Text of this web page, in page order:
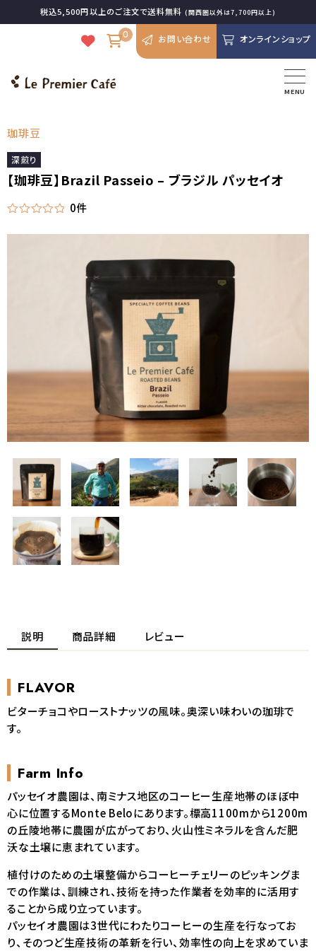
税込5,500円以上のご注文で送料無料 (関西圏以外は7,700円以上)
0 お問い合わせ オンラインショップ
MENU
珈琲豆
深煎り
【珈琲豆】Brazil Passeio – ブラジル パッセイオ
0件
説明 商品詳細 レビュー
FLAVOR
ビターチョコやローストナッツの風味。奥深い味わいの珈琲で
す。
Farm Info
パッセイオ農園は、南ミナス地区のコーヒー生産地帯のほぼ中
心に位置するMonte Beloにあります。標高1100mから1200m
の丘陵地帯に農園が広がっており、火山性ミネラルを含んだ肥
沃な土壌に恵まれています。
植付けのための土壌整備からコーヒーチェリーのピッキングま
での作業は、訓練され、技術を持った作業者を効率的に活用す
ることから成り立っています。
パッセイオ農園は3世代にわたりコーヒーの生産を行なってお
り、そのつど生産技術の革新を行い、効率性の向上を求めていま